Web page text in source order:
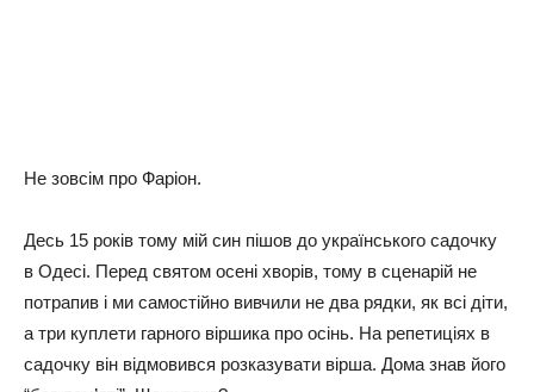
Не зовсім про Фаріон.
Десь 15 років тому мій син пішов до українського садочку
в Одесі. Перед святом осені хворів, тому в сценарій не
потрапив і ми самостійно вивчили не два рядки, як всі діти,
а три куплети гарного віршика про осінь. На репетиціях в
садочку він відмовився розказувати вірша. Дома знав його